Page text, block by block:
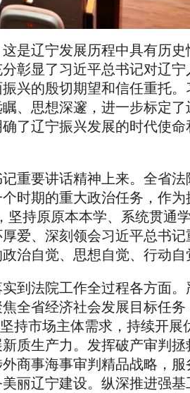
是辽宁发展历程中具有历史
彰显了习近平总书记对辽宁
兴的殷切期望和信任重托。
、思想深邃，进一步标定了
了辽宁振兴发展的时代使命
重要讲话精神上来。全省法
时期的重大政治任务，作为
坚持原原本本学、系统贯通
爱、深刻领会习近平总书记
治自觉、思想自觉、行动自
到法院工作全过程各方面。
全省经济社会发展目标任务
持市场主体需求，持续开展
质生产力。发挥破产审判拯
商事海事审判精品战略，服
丽辽宁建设。纵深推进强基